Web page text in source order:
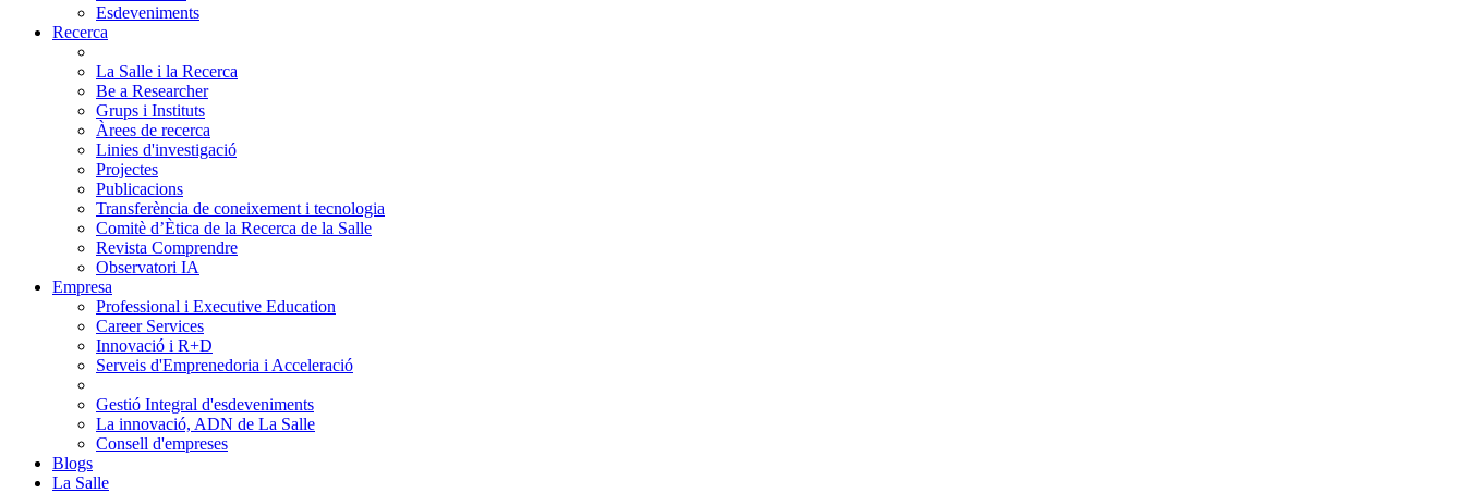
Esdeveniments
Recerca
La Salle i la Recerca
Be a Researcher
Grups i Instituts
Àrees de recerca
Linies d'investigació
Projectes
Publicacions
Transferència de coneixement i tecnologia
Comitè d’Ètica de la Recerca de la Salle
Revista Comprendre
Observatori IA
Empresa
Professional i Executive Education
Career Services
Innovació i R+D
Serveis d'Emprenedoria i Acceleració
Gestió Integral d'esdeveniments
La innovació, ADN de La Salle
Consell d'empreses
Blogs
La Salle